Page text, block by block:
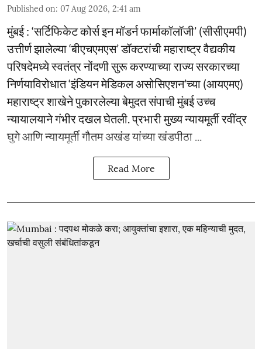
Published on: 07 Aug 2026, 2:41 am
मुंबई : ‘सर्टिफिकेट कोर्स इन मॉडर्न फार्माकॉलॉजी’ (सीसीएमपी)
उत्तीर्ण झालेल्या ‘बीएचएमएस’ डॉक्टरांची महाराष्ट्र वैद्यकीय
परिषदेमध्ये स्वतंत्र नोंदणी सुरू करण्याच्या राज्य सरकारच्या
निर्णयाविरोधात ‘इंडियन मेडिकल असोसिएशन’च्या (आयएमए)
महाराष्ट्र शाखेने पुकारलेल्या बेमुदत संपाची मुंबई उच्च
न्यायालयाने गंभीर दखल घेतली. प्रभारी मुख्य न्यायमूर्ती रवींद्र
घुगे आणि न्यायमूर्ती गौतम अखंड यांच्या खंडपीठा ...
Read More